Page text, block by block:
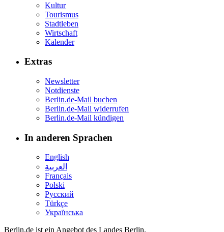
Kultur
Tourismus
Stadtleben
Wirtschaft
Kalender
Extras
Newsletter
Notdienste
Berlin.de-Mail buchen
Berlin.de-Mail widerrufen
Berlin.de-Mail kündigen
In anderen Sprachen
English
العربية
Français
Polski
Русский
Türkçe
Українська
Berlin.de ist ein Angebot des Landes Berlin.